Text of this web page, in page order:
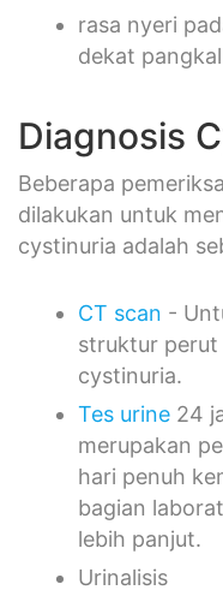
rasa nyeri
dekat pangkal
Diagnosis
Beberapa
dilakukan untuk
cystinuria adalah
CT scan -
struktur perut
cystinuria.
Tes urine 24
merupakan
hari penuh
bagian
lebih panjut.
Urinalisis